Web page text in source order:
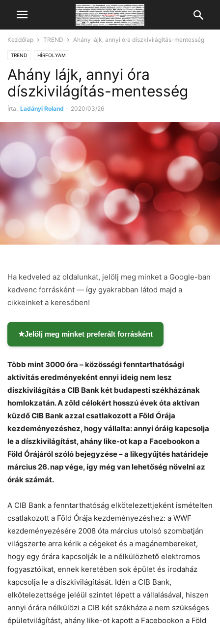
Kezdőlap TREND Ahány lájk, annyi óra díszkivilágítás-mentesség
TREND HÍRFOLYAM
Ahány lájk, annyi óra
díszkivilágítás-mentesség
Írta: Ladányi Roland - 2020/03/26
Ha kedveled az oldalunkat, jelölj meg minket a Google-ban
kedvenc forrásként — így gyakrabban látod majd a
cikkeinket a keresőben!
★Jelölj meg minket preferált forrásként
Több mint 3000 óra – közösségi fenntarthatósági
aktivitás eredményeként ennyi ideig nem lesz
díszkivilágítás a CIB Bank két budapesti székházának
homlokzatán. A zöld célokért hosszú évek óta aktívan
küzdő CIB Bank azzal csatlakozott a Föld Órája
kezdeményezéshez, hogy vállalta: annyi óráig kapcsolja
le a díszkivilágítást, ahány like-ot kap a Facebookon a
Föld Órájáról szóló bejegyzése – a likegyűjtés határideje
március 26. nap vége, így még van lehetőség növelni az
órák számát.
A CIB Bank a fenntarthatóság elkötelezettjeként ismételten
csatlakozott a Föld Órája kezdeményezéshez: a WWF
kezdeményezésére 2008 óta március utolsó szombatján
világszerte arra kérik a cégeket és a magánembereket,
hogy egy órára kapcsolják le a nélkülözhető elektromos
fogyasztóikat, ennek keretében sok épület és irodaház
kapcsolja le a díszkivilágítását. Idén a CIB Bank,
elkötelezettsége jeléül szintet lépett a vállalásával, hiszen
annyi órára nélkülözi a CIB két székháza a nem szükséges
épületvilágítást, ahány like-ot kapott a Facebookon a Föld
Chat Mr wAIste Close